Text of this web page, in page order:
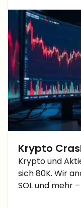
Krypto
Ethereum,
stürzen ab
jetzt?
Krypto und
sich 80K. Wir
SOL und mehr